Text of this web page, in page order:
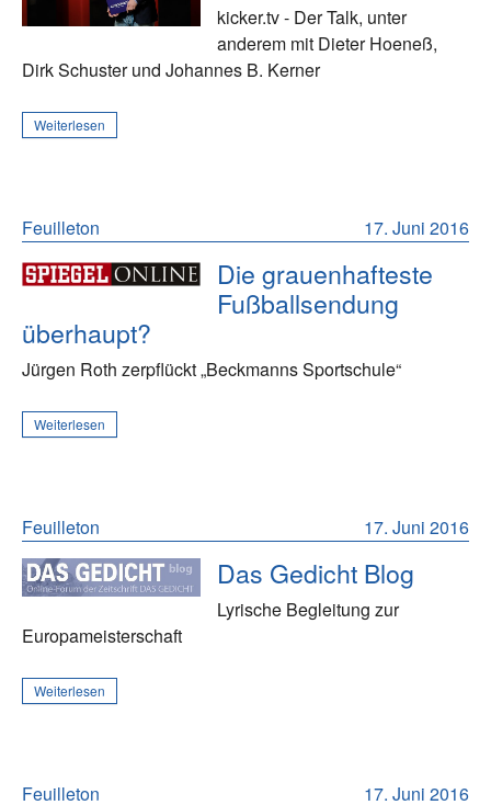
kicker.tv - Der Talk, unter
anderem mit Dieter Hoeneß,
Dirk Schuster und Johannes B. Kerner
Weiterlesen
17. Juni 2016
Feuilleton
Die grauenhafteste
Fußballsendung
überhaupt?
Jürgen Roth zerpflückt „Beckmanns Sportschule“
Weiterlesen
17. Juni 2016
Feuilleton
Das Gedicht Blog
Lyrische Begleitung zur
Europameisterschaft
Weiterlesen
17. Juni 2016
Feuilleton